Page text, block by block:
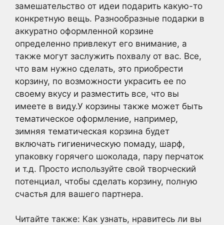
замешательство от идеи подарить какую-то
конкретную вещь. Разнообразные подарки в
аккуратно оформленной корзине
определенно привлекут его внимание, а
также могут заслужить похвалу от вас. Все,
что вам нужно сделать, это приобрести
корзину, по возможности украсить ее по
своему вкусу и разместить все, что вы
имеете в виду.У корзины также может быть
тематическое оформление, например,
зимняя тематическая корзина будет
включать гигиеническую помаду, шарф,
упаковку горячего шоколада, пару перчаток
и т.д. Просто используйте свой творческий
потенциал, чтобы сделать корзину, полную
счастья для вашего партнера.
Читайте также: Как узнать, нравитесь ли вы